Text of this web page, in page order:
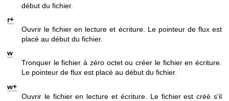
début du fichier.
r+
Ouvrir le fichier en lecture et écriture. Le pointeur de flux est
placé au début du fichier.
w
Tronquer le fichier à zéro octet ou créer le fichier en écriture.
Le pointeur de flux est placé au début du fichier.
w+
Ouvrir le fichier en lecture et écriture. Le fichier est créé s'il